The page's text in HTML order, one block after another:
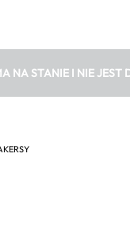
NA STANIE I NIE JEST